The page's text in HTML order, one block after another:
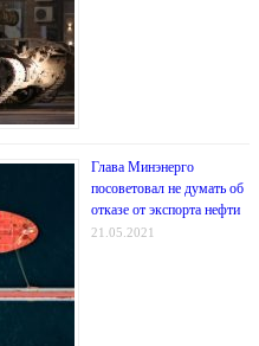
Глава Минэнерго
посоветовал не думать об
отказе от экспорта нефти
21.05.2021